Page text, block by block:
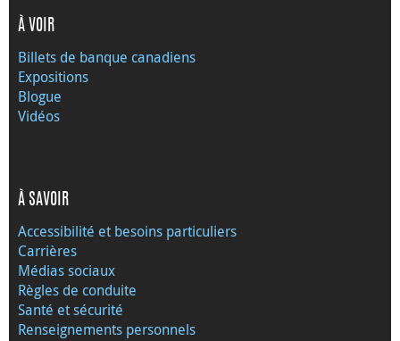
À VOIR
Billets de banque canadiens
Expositions
Blogue
Vidéos
À SAVOIR
Accessibilité et besoins particuliers
Carrières
Médias sociaux
Règles de conduite
Santé et sécurité
Renseignements personnels